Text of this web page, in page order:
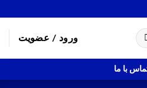
ورود / عضویت
با ما